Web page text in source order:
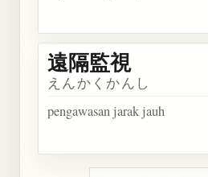
遠隔監視
えんかくかんし
pengawasan jarak jauh